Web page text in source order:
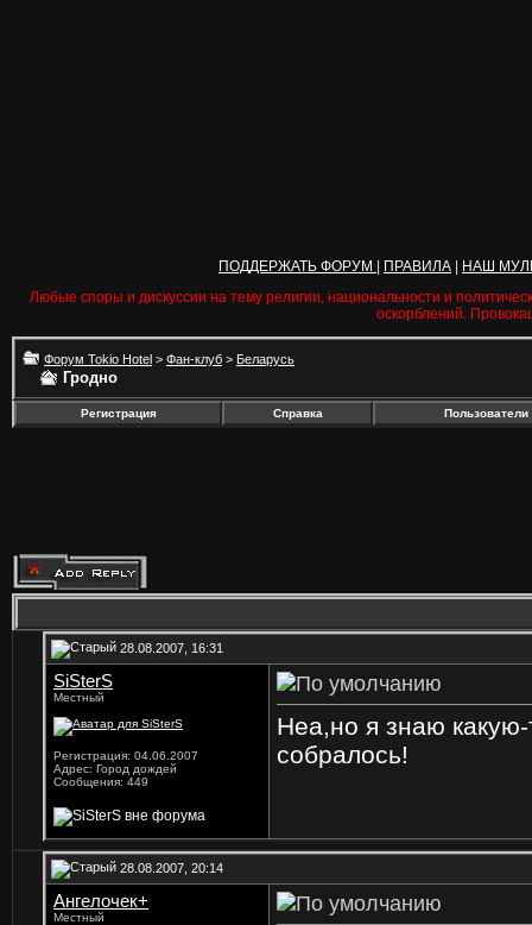
ПОДДЕРЖАТЬ ФОРУМ ПРАВИЛА
НАШ
Любые споры и дискуссии на тему религии, национальности и
оскорблений.
Форум Tokio Hotel > Фан-клуб > Беларусь
Гродно
Регистрация Справка Пользователи
28.08.2007, 16:31
SiSterS
Местный
Регистрация: 04.06.2007
Адрес: Город дождей
Сообщения: 449
Неа,но я знаю
собралось!
28.08.2007, 20:14
Ангелочек+
Местный